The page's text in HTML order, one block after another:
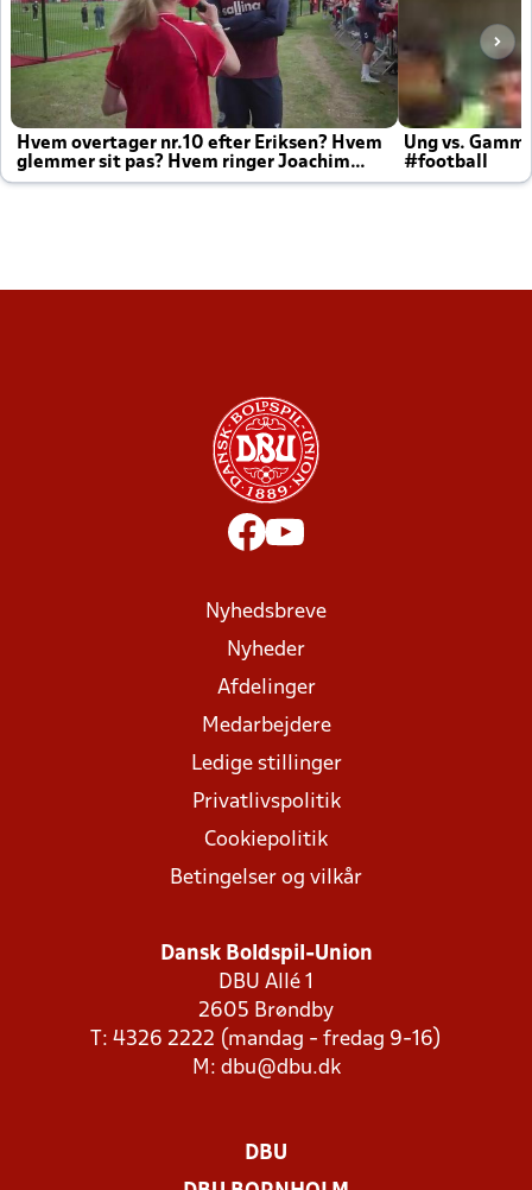
Hvem overtager nr.10 efter Eriksen? Hvem
glemmer sit pas? Hvem ringer Joachim
altid til efter kampe?
Ung vs.
#football
Nyhedsbreve
Nyheder
Afdelinger
Medarbejdere
Ledige stillinger
Privatlivspolitik
Cookiepolitik
Betingelser og vilkår
Dansk Boldspil-Union
DBU Allé 1
2605 Brøndby
T: 4326 2222 (mandag - fredag 9-16)
M: dbu@dbu.dk
DBU